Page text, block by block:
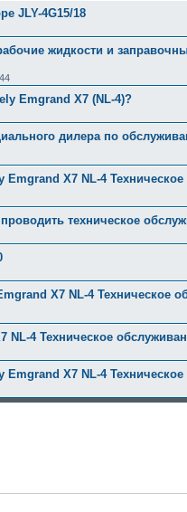
JLY-4G15/18
жидкости и
Emgrand X7 (NL-4)?
дилера по
X7 NL-4
техническое
X7 NL-4 Техническое
NL-4 Техническое
X7 NL-4